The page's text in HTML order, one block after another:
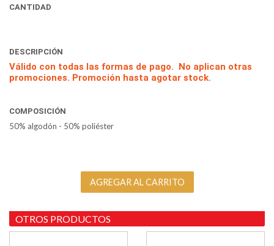
CANTIDAD
DESCRIPCIÓN
Válido con todas las formas de pago. No aplican otras
promociones. Promoción hasta agotar stock.
COMPOSICIÓN
50% algodón - 50% poliéster
OTROS PRODUCTOS